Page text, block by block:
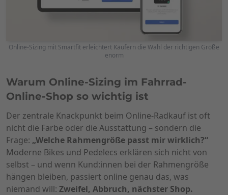
Online-Sizing mit Smartfit erleichtert Käufern die Wahl der richtigen Größe
enorm
Warum Online-Sizing im Fahrrad-
Online-Shop so wichtig ist
Der zentrale Knackpunkt beim Online-Radkauf ist oft
nicht die Farbe oder die Ausstattung – sondern die
Frage: „Welche Rahmengröße passt mir wirklich?“
Moderne Bikes und Pedelecs erklären sich nicht von
selbst – und wenn Kund:innen bei der Rahmengröße
hängen bleiben, passiert online genau das, was
niemand will: Zweifel, Abbruch, nächster Shop.